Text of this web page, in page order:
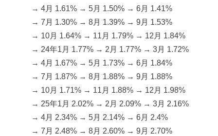
→ 4月 1.61% → 5月 1.50% → 6月 1.41%
→ 7月 1.30% → 8月 1.39% → 9月 1.53%
→ 10月 1.64% → 11月 1.79% → 12月 1.84%
→ 24年1月 1.77% → 2月 1.77% → 3月 1.72%
→ 4月 1.67% → 5月 1.73% → 6月 1.84%
→ 7月 1.87% → 8月 1.88% → 9月 1.88%
→ 10月 1.71% → 11月 1.88% → 12月 1.98%
→ 25年1月 2.02% → 2月 2.09% → 3月 2.16%
→ 4月 2.34% → 5月 2.14% → 6月 2.4%
→ 7月 2.48% → 8月 2.60% → 9月 2.70%